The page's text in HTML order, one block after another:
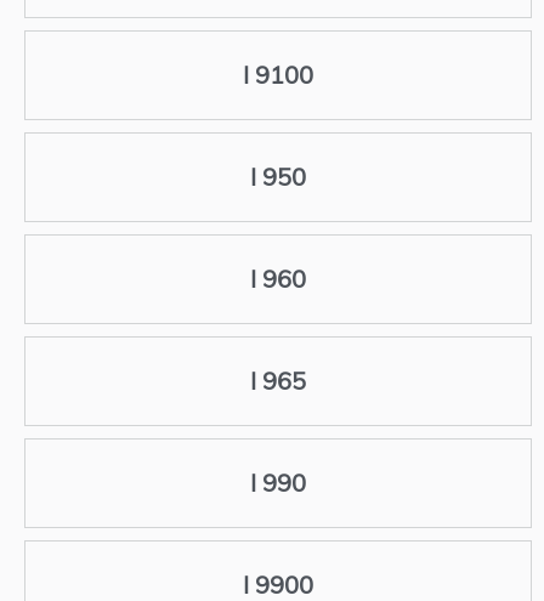
I 9100
I 950
I 960
I 965
I 990
I 9900